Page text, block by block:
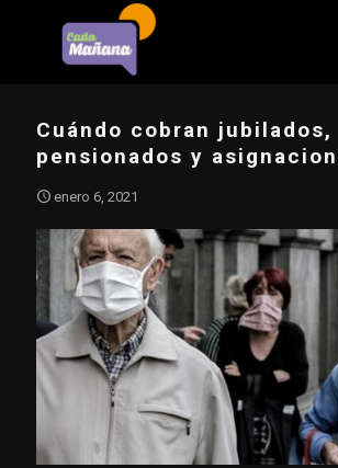
Cuándo cobran jubilados,
pensionados y
enero 6, 2021